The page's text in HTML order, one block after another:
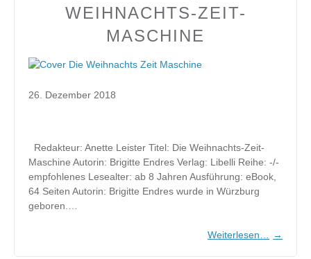
WEIHNACHTS-ZEIT-
MASCHINE
26. Dezember 2018
Redakteur: Anette Leister Titel: Die Weihnachts-Zeit-
Maschine Autorin: Brigitte Endres Verlag: Libelli Reihe: -/-
empfohlenes Lesealter: ab 8 Jahren Ausführung: eBook,
64 Seiten Autorin: Brigitte Endres wurde in Würzburg
geboren.…
Weiterlesen… →